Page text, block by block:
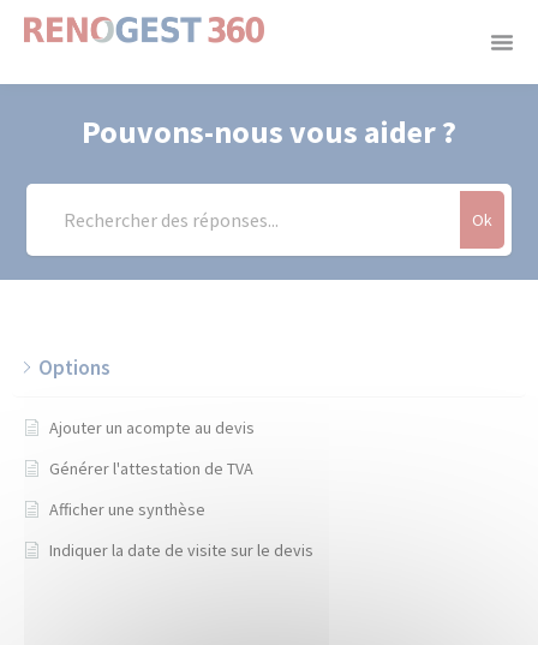
Pouvons-nous vous aider ?
Ok
Options
Ajouter un acompte au devis
Générer l'attestation de TVA
Afficher une synthèse
Indiquer la date de visite sur le devis
Panneau de gestion des cookies